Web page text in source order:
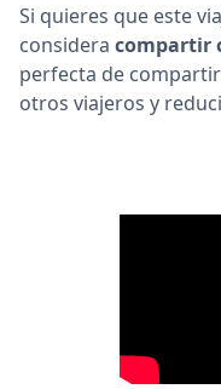
Si quieres que este
considera compartir
perfecta de
otros viajeros y